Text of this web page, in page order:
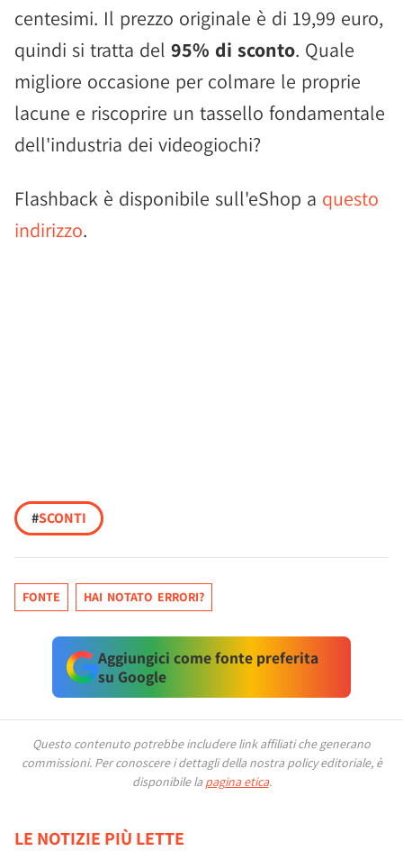
centesimi. Il prezzo originale è di 19,99 euro,
quindi si tratta del 95% di sconto. Quale
migliore occasione per colmare le proprie
lacune e riscoprire un tassello fondamentale
dell'industria dei videogiochi?
Flashback è disponibile sull'eShop a questo
indirizzo.
#SCONTI
FONTE HAI NOTATO ERRORI?
Aggiungici come fonte preferita
su Google
Questo contenuto potrebbe includere link affiliati che generano
commissioni. Per conoscere i dettagli della nostra policy editoriale, è
disponibile la pagina etica.
LE NOTIZIE PIÙ LETTE